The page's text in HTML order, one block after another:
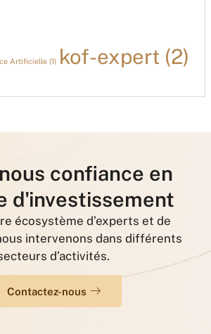
Artificielle (1) kof-expert (2)
confiance en
d'investissement
écosystème d’experts et de
intervenons dans différents
d’activités.
Contactez-nous